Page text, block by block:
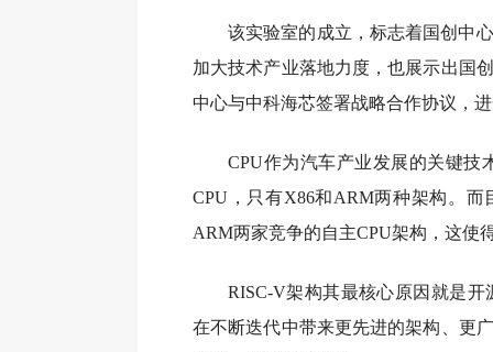
该实验室的成立，标志着国创中
加大技术产业落地力度，也展示出国
中心与中科海芯签署战略合作协议，
CPU作为汽车产业发展的关键技
CPU，只有X86和ARM两种架构。
ARM两家竞争的自主CPU架构，这使
RISC-V架构其最核心原因就是
在不断迭代中带来更先进的架构、更